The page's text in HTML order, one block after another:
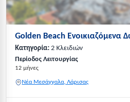
Golden Beach Ενοικιαζόμενα
Κατηγορία: 2 Κλειδιών
Περίοδος Λειτουργίας
12 μήνες
Νέα Μεσάγγαλα, Λάρισας